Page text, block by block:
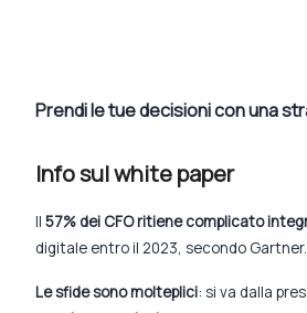
Prendi le tue decisioni con una
Info sul white paper
Il 57% dei CFO ritiene complicato
digitale entro il 2023, secondo
Le sfide sono molteplici: si va dalla